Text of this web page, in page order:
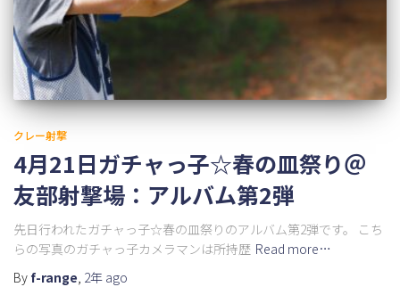
クレー射撃
4月21日ガチャっ子☆春の皿祭り＠
友部射撃場：アルバム第2弾
先日行われたガチャっ子☆春の皿祭りのアルバム第2弾です。 こち
らの写真のガチャっ子カメラマンは所持歴 Read more…
By f-range 2年 ago